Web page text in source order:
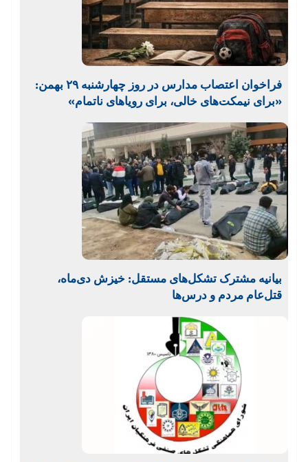
فراخوان اعتصاب مدارس در روز چهارشنبه ۲۹ بهمن:
«برای نیمکت‌های خالی، برای رویاهای ناتمام»
بیانیه مشترک تشکل‌های مستقل: خیزش دی‌ماه،
قتل‌عام مردم و درس‌ها